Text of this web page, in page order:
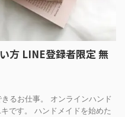
方 LINE登録者限定 無
るお仕事。 オンラインハンド
です。 ハンドメイドを始めた